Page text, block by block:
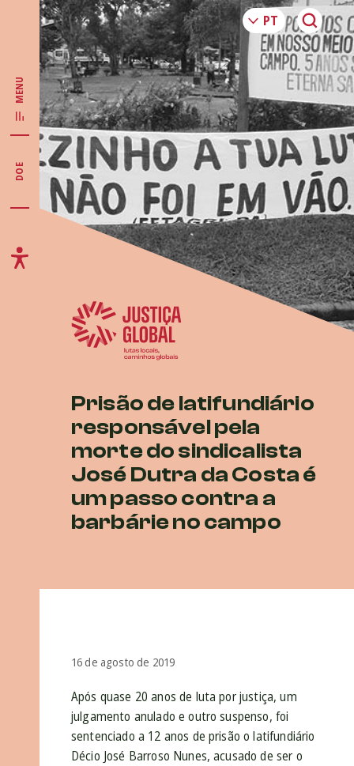
MENU
DOE
Prisão de latifundiário
responsável pela
morte do sindicalista
José Dutra da Costa é
um passo contra a
barbárie no campo
16 de agosto de 2019
Após quase 20 anos de luta por justiça, um
julgamento anulado e outro suspenso, foi
sentenciado a 12 anos de prisão o latifundiário
Décio José Barroso Nunes, acusado de ser o